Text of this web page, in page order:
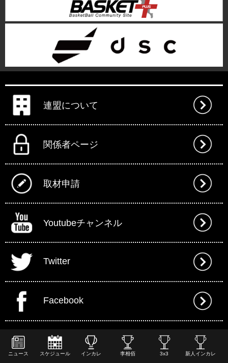
連盟について
関係者ページ
取材申請
Youtubeチャンネル
Twitter
Facebook
ニュース スケジュール インカレ 李相佰 3x3 新人インカレ